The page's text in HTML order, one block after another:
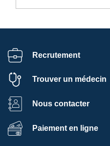
Recrutement
Trouver un médecin
Nous contacter
Paiement en ligne